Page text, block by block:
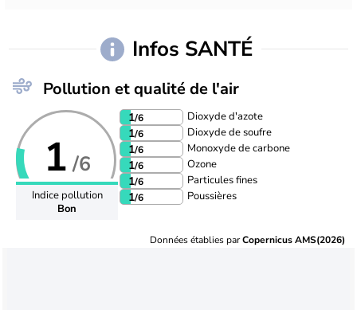
Infos SANTÉ
Pollution et qualité de l'air
1 /6
Indice pollution
Bon
1/6 Dioxyde d'azote
1/6 Dioxyde de soufre
1/6 Monoxyde de carbone
1/6 Ozone
1/6 Particules fines
1/6 Poussières
Données établies parCopernicus AMS(2026)